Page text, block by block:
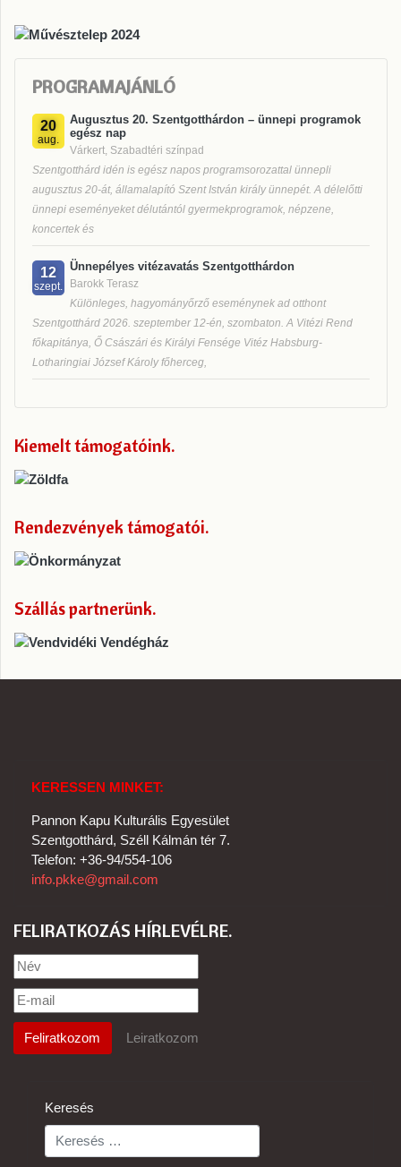
PROGRAMAJÁNLÓ
20
aug.
Augusztus 20. Szentgotthárdon – ünnepi programok
egész nap
Várkert, Szabadtéri színpad
Szentgotthárd idén is egész napos programsorozattal ünnepli
augusztus 20-át, államalapító Szent István király ünnepét. A délelőtti
ünnepi eseményeket délutántól gyermekprogramok, népzene,
koncertek és
12
szept.
Ünnepélyes vitézavatás Szentgotthárdon
Barokk Terasz
Különleges, hagyományőrző eseménynek ad otthont
Szentgotthárd 2026. szeptember 12-én, szombaton. A Vitézi Rend
főkapitánya, Ő Császári és Királyi Fensége Vitéz Habsburg-
Lotharingiai József Károly főherceg,
Kiemelt támogatóink
Rendezvények támogatói
Szállás partnerünk
KERESSEN MINKET:
Pannon Kapu Kulturális Egyesület
Szentgotthárd, Széll Kálmán tér 7.
Telefon: +36-94/554-106
info.pkke@gmail.com
FELIRATKOZÁS HÍRLEVÉLRE
Keresés